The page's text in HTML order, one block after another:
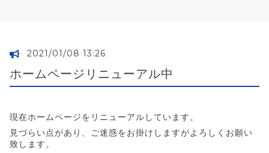
2021/01/08 13:26
ホームページリニューアル中
現在ホームページをリニューアルしています。
見づらい点があり、ご迷惑をお掛けしますがよろしくお願い
致します。